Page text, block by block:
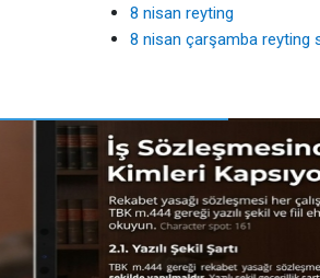
8 nisan reyting
8 nisan çarşamba reyting